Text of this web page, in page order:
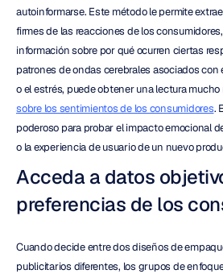
autoinformarse. Este método le permite
firmes de las reacciones de los
información sobre por qué ocurren ciertas
patrones de ondas cerebrales asociados con
o el estrés, puede obtener una lectura mucho
sobre los sentimientos de los consumidores.
poderoso para probar el impacto emocional
o la experiencia de usuario de un nuevo
Acceda a datos
preferencias de los
Cuando decide entre dos diseños de
publicitarios diferentes, los grupos de